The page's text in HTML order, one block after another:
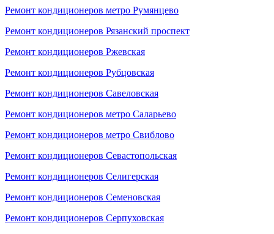
Ремонт кондиционеров метро Румянцево
Ремонт кондиционеров Рязанский проспект
Ремонт кондиционеров Ржевская
Ремонт кондиционеров Рубцовская
Ремонт кондиционеров Савеловская
Ремонт кондиционеров метро Саларьево
Ремонт кондиционеров метро Свиблово
Ремонт кондиционеров Севастопольская
Ремонт кондиционеров Селигерская
Ремонт кондиционеров Семеновская
Ремонт кондиционеров Серпуховская